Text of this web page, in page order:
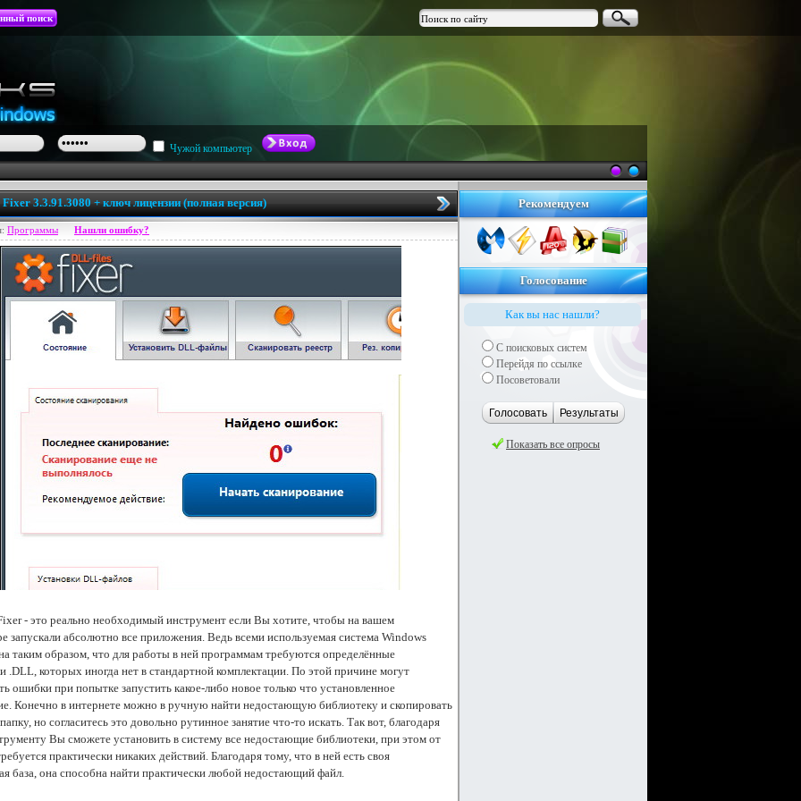
поиск
Чужой компьютер
Рекомендуем
Голосование
Как вы нас нашли?
С поисковых систем
Перейдя по ссылке
Посоветовали
Голосовать Результаты
Показать все опросы
3.3.91.3080 + ключ лицензии (полная версия)
Программы Нашли ошибку?
- это реально необходимый инструмент если Вы хотите, чтобы на вашем
запускали абсолютно все приложения. Ведь всеми используемая система Windows
таким образом, что для работы в ней программам требуются определённые
.DLL, которых иногда нет в стандартной комплектации. По этой причине могут
ошибки при попытке запустить какое-либо новое только что установленное
Конечно в интернете можно в ручную найти недостающую библиотеку и скопировать
но согласитесь это довольно рутинное занятие что-то искать. Так вот, благодаря
Вы сможете установить в систему все недостающие библиотеки, при этом от
практически никаких действий. Благодаря тому, что в ней есть своя
база, она способна найти практически любой недостающий файл.